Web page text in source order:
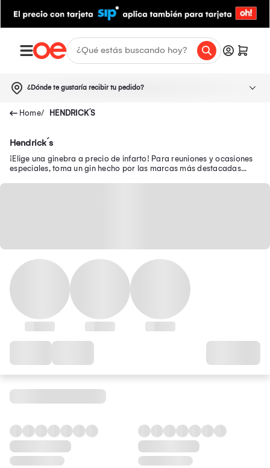
¿Dónde te gustaría recibir tu pedido?
HENDRICK´S
Hendrick´s
¡Elige una ginebra a precio de infarto! Para reuniones y ocasiones
especiales, toma un gin hecho por las marcas más destacadas